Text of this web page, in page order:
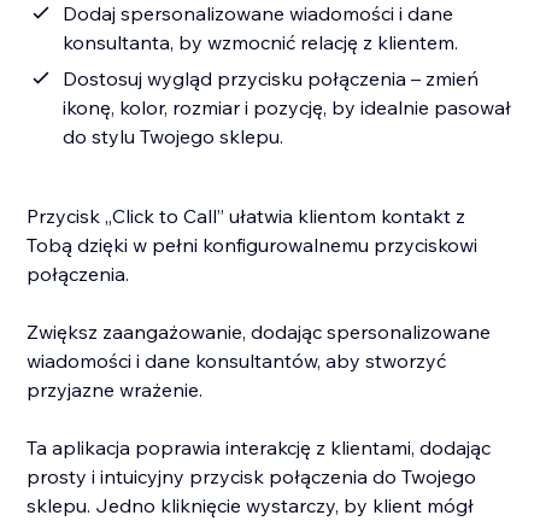
Dodaj spersonalizowane wiadomości i dane
konsultanta, by wzmocnić relację z klientem.
Dostosuj wygląd przycisku połączenia – zmień
ikonę, kolor, rozmiar i pozycję, by idealnie pasował
do stylu Twojego sklepu.
Przycisk „Click to Call” ułatwia klientom kontakt z
Tobą dzięki w pełni konfigurowalnemu przyciskowi
połączenia.
Zwiększ zaangażowanie, dodając spersonalizowane
wiadomości i dane konsultantów, aby stworzyć
przyjazne wrażenie.
Ta aplikacja poprawia interakcję z klientami, dodając
prosty i intuicyjny przycisk połączenia do Twojego
sklepu. Jedno kliknięcie wystarczy, by klient mógł